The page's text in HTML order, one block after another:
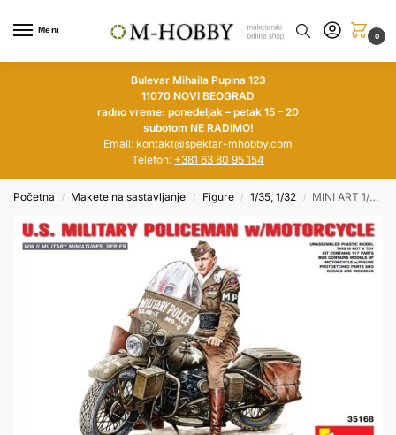
Meni
0
Bulevar Mihaila Pupina 123
11070 NOVI BEOGRAD
radno vreme: ponedeljak – petak 15 – 20
subotom NE RADIMO!
Email: kontakt@spektar-mhobby.com
Telefon: +381 63 80 95 154
Početna / Makete na sastavljanje / Figure / 1/35, 1/32 / MINI ART 1/35 U.S. Military Policemen w/Motorcycle